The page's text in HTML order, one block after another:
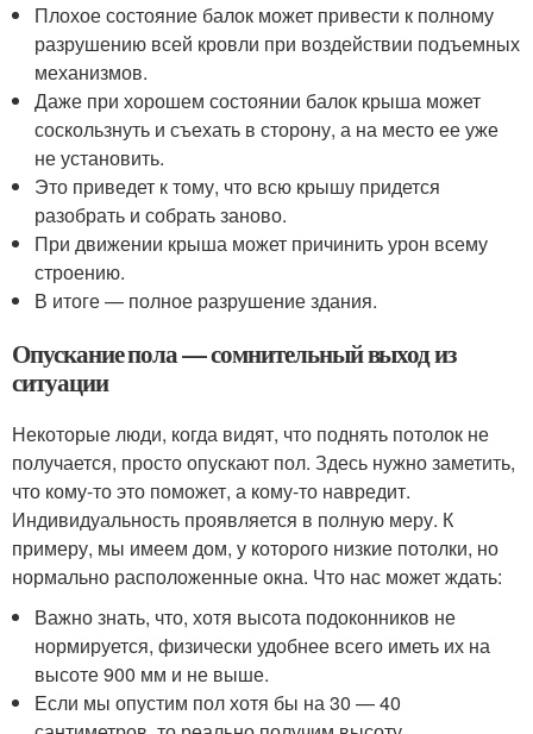
Плохое состояние балок может привести к полному
разрушению всей кровли при воздействии подъемных
механизмов.
Даже при хорошем состоянии балок крыша может
соскользнуть и съехать в сторону, а на место ее уже
не установить.
Это приведет к тому, что всю крышу придется
разобрать и собрать заново.
При движении крыша может причинить урон всему
строению.
В итоге — полное разрушение здания.
Опускание пола — сомнительный выход из
ситуации
Некоторые люди, когда видят, что поднять потолок не
получается, просто опускают пол. Здесь нужно заметить,
что кому-то это поможет, а кому-то навредит.
Индивидуальность проявляется в полную меру. К
примеру, мы имеем дом, у которого низкие потолки, но
нормально расположенные окна. Что нас может ждать:
Важно знать, что, хотя высота подоконников не
нормируется, физически удобнее всего иметь их на
высоте 900 мм и не выше.
Если мы опустим пол хотя бы на 30 — 40